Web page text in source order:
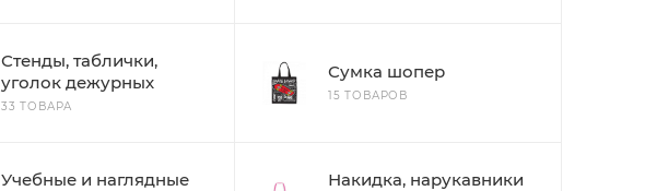
Стенды, таблички,
уголок дежурных
33 ТОВАРА
Сумка шопер
15 ТОВАРОВ
Учебные и наглядные
Накидка, нарукавники